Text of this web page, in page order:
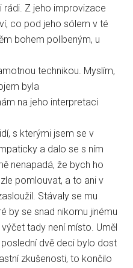
rádi. Z jeho improvizace
co pod jeho sólem v té
bohem políbeným, u
technikou. Myslím,
byla
na jeho interpretaci
s kterými jsem se v
a dalo se s ním
nenapadá, že bych ho
pomlouvat, a to ani v
Stávaly se mu
by se snad nikomu jinému
tady není místo. Uměl
dvě deci bylo dost
zkušenosti, to končilo